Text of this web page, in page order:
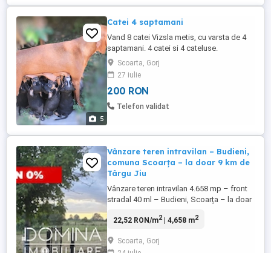
5
Catei 4 saptamani
Vand 8 catei Vizsla metis, cu varsta de 4
saptamani. 4 catei si 4 cateluse.
Disponibili dupa deparazitare si
vaccinare. Detalii la telefon.
Scoarta, Gorj
27 iulie
200 RON
Telefon validat
Vânzare teren intravilan – Budieni,
comuna Scoarța – la doar 9 km de
Târgu Jiu
Vânzare teren intravilan 4.658 mp – front
stradal 40 ml – Budieni, Scoarța – la doar
propune spre vânzare un teren intravilan
aproximativ 9 km de municipiul Târgu Jiu,
22,52 RON/m2| 4,658 m2
Scoarta, Gorj